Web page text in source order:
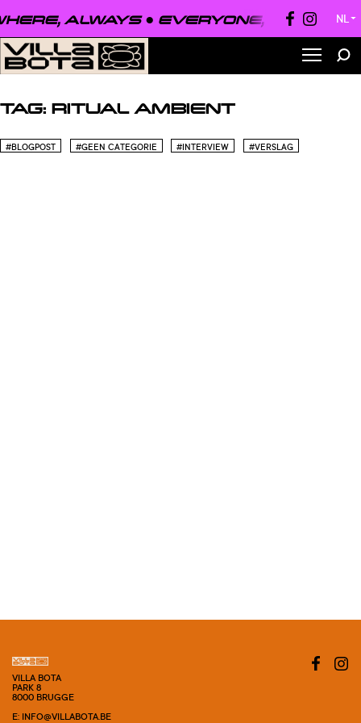
ALWAYS ● EVERYONE, NL ▼
TAG: RITUAL AMBIENT
#BLOGPOST #GEEN CATEGORIE #INTERVIEW #VERSLAG
VILLA BOTA
PARK 8
8000 BRUGGE
E: INFO@VILLABOTA.BE